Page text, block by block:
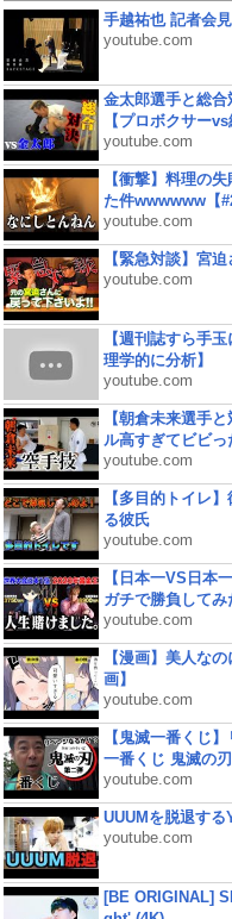
手越祐也 記者会
youtube.com
金太郎選手と総
【プロボクサー
youtube.com
【衝撃】料理の
た件wwwwww【#2
youtube.com
【緊急対談】宮
youtube.com
【週刊誌すら手
理学的に分析】
youtube.com
【朝倉未来選手
ル高すぎてビビっ
youtube.com
【多目的トイレ
る彼氏
youtube.com
【日本一VS日本
ガチで勝負して
youtube.com
【漫画】美人な
画】
youtube.com
【鬼滅一番くじ
一番くじ 鬼滅の
youtube.com
UUUMを脱退す
youtube.com
[BE ORIGINAL]